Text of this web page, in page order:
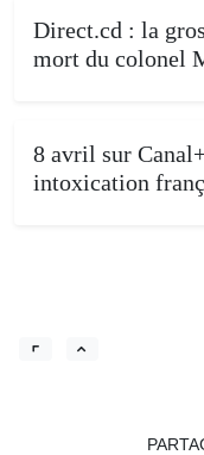
Direct.cd : la
mort du colonel
8 avril sur
intoxication